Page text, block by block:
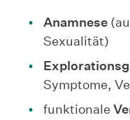
Anamnese
Sexualität)
Symptome,
funktionale